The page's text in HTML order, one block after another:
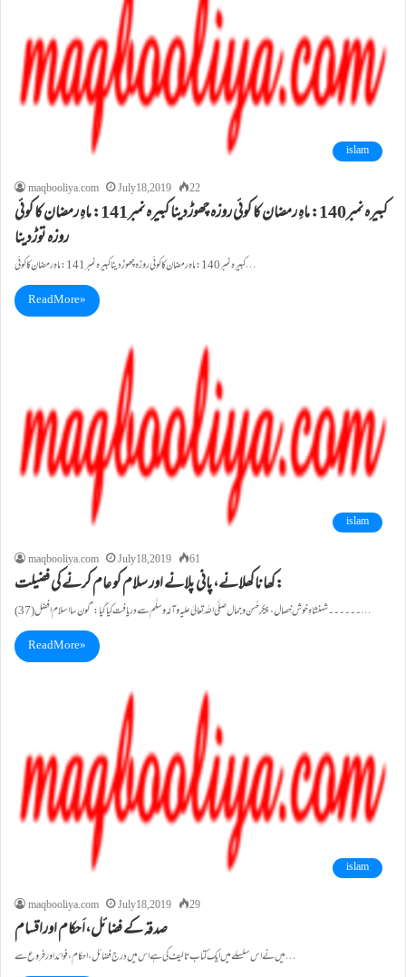
islam
maqbooliya.com
July 18, 2019 22
کبيرہ نمبر140: ماہِ رمضان کا کوئی روزہ چھوڑدينا کبيرہ نمبر141: ماہِ رمضان کا کوئی
روزہ توڑدینا
کبيرہ نمبر140: ماہِ رمضان کا کوئی روزہ چھوڑدينا کبيرہ نمبر141: ماہِ رمضان کا کوئی…
Read More »
islam
maqbooliya.com
July 18, 2019 61
کھاناکھلانے،پانی پلانے اور سلام کو عام کرنے کی فضیلت:
(37)۔۔۔۔۔۔شہنشاہِ خوش خِصال، پیکرِ حُسن وجمال صلَّی اللہ تعالیٰ علیہ وآلہ وسلَّم سے دریافت کیا گیا :”کون سا اسلام افضل…
Read More »
islam
maqbooliya.com
July 18, 2019 29
صدقہ کے فضائل،اَحکام اوراقسام
ميں نے اس سلسلے ميں ايک کتاب تاليف کی ہے اس ميں درج فضائل، احکام، فوائد اور فروع سے…